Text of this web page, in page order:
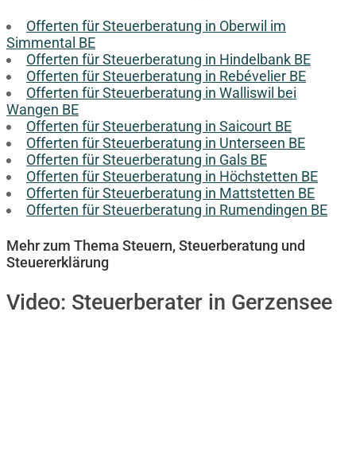
Offerten für Steuerberatung in Oberwil im
Simmental BE
Offerten für Steuerberatung in Hindelbank BE
Offerten für Steuerberatung in Rebévelier BE
Offerten für Steuerberatung in Walliswil bei
Wangen BE
Offerten für Steuerberatung in Saicourt BE
Offerten für Steuerberatung in Unterseen BE
Offerten für Steuerberatung in Gals BE
Offerten für Steuerberatung in Höchstetten BE
Offerten für Steuerberatung in Mattstetten BE
Offerten für Steuerberatung in Rumendingen BE
Mehr zum Thema Steuern, Steuerberatung und
Steuererklärung
Video: Steuerberater in Gerzensee